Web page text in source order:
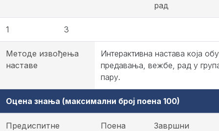
рад
1 3
Методе извођења
наставе
Интерактивна настава која
предавања, вежбе, рад у
пару.
Оцена знања (максимални број поена 100)
Предиспитне
Поена
Завршни